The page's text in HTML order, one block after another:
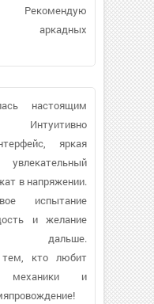
Рекомендую
аркадных
настоящим
Интуитивно
яркая
в напряжении.
испытание
и желание
дальше.
кто любит
механики и